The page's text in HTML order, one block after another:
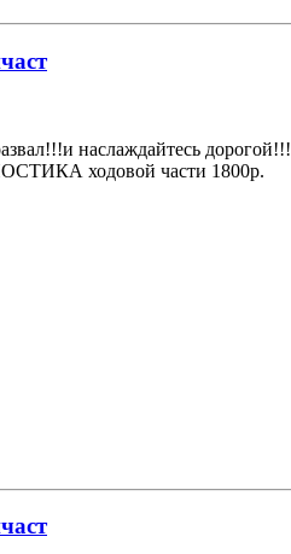
наслаждайтесь дорогой!!!
ходовой части 1800р.